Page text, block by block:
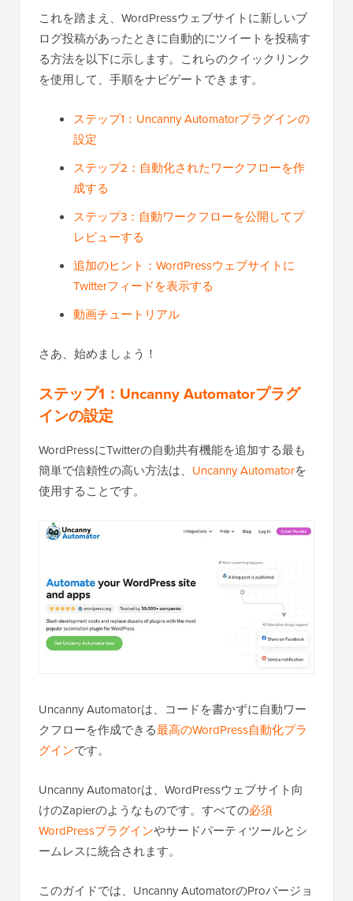
これを踏まえ、WordPressウェブサイトに新しいブ
ログ投稿があったときに自動的にツイートを投稿す
る方法を以下に示します。これらのクイックリンク
を使用して、手順をナビゲートできます。
ステップ1：Uncanny Automatorプラグインの
設定
ステップ2：自動化されたワークフローを作
成する
ステップ3：自動ワークフローを公開してプ
レビューする
追加のヒント：WordPressウェブサイトに
Twitterフィードを表示する
動画チュートリアル
さあ、始めましょう！
ステップ1：Uncanny Automatorプラグ
インの設定
WordPressにTwitterの自動共有機能を追加する最も
簡単で信頼性の高い方法は、 Uncanny Automatorを
使用することです。
Uncanny Automatorは、コードを書かずに自動ワー
クフローを作成できる最高のWordPress自動化プラ
グインです。
Uncanny Automatorは、WordPressウェブサイト向
けのZapierのようなものです。すべての必須
WordPressプラグインやサードパーティツールとシ
ームレスに統合されます。
このガイドでは、Uncanny AutomatorのProバージョ